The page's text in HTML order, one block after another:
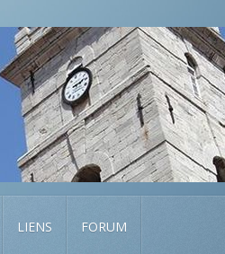
LIENS FORUM